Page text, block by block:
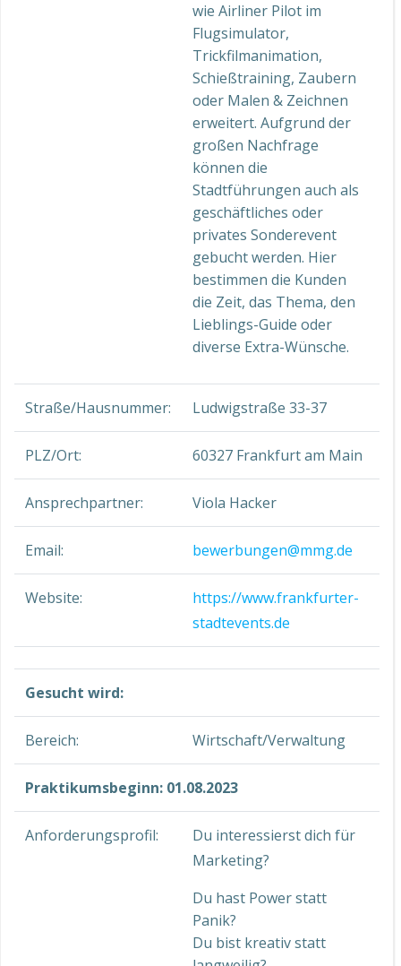
wie Airliner Pilot im
Flugsimulator,
Trickfilmanimation,
Schießtraining, Zaubern
oder Malen & Zeichnen
erweitert. Aufgrund der
großen Nachfrage
können die
Stadtführungen auch als
geschäftliches oder
privates Sonderevent
gebucht werden. Hier
bestimmen die Kunden
die Zeit, das Thema, den
Lieblings-Guide oder
diverse Extra-Wünsche.
Straße/Hausnummer: Ludwigstraße 33-37
PLZ/Ort: 60327 Frankfurt am Main
Ansprechpartner: Viola Hacker
Email: bewerbungen@mmg.de
Website:
https://www.frankfurter-
stadtevents.de
Gesucht wird:
Bereich: Wirtschaft/Verwaltung
Praktikumsbeginn: 01.08.2023
Anforderungsprofil:
Du interessierst dich für
Marketing?
Du hast Power statt
Panik?
Du bist kreativ statt